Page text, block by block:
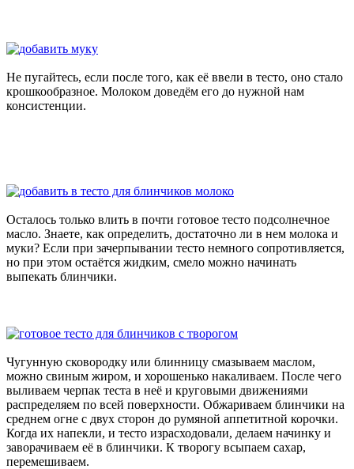
Не пугайтесь, если после того, как её ввели в тесто, оно стало
крошкообразное. Молоком доведём его до нужной нам
консистенции.
Осталось только влить в почти готовое тесто подсолнечное
масло. Знаете, как определить, достаточно ли в нем молока и
муки? Если при зачерпывании тесто немного сопротивляется,
но при этом остаётся жидким, смело можно начинать
выпекать блинчики.
Чугунную сковородку или блинницу смазываем маслом,
можно свиным жиром, и хорошенько накаливаем. После чего
выливаем черпак теста в неё и круговыми движениями
распределяем по всей поверхности. Обжариваем блинчики на
среднем огне с двух сторон до румяной аппетитной корочки.
Когда их напекли, и тесто израсходовали, делаем начинку и
заворачиваем её в блинчики. К творогу всыпаем сахар,
перемешиваем.